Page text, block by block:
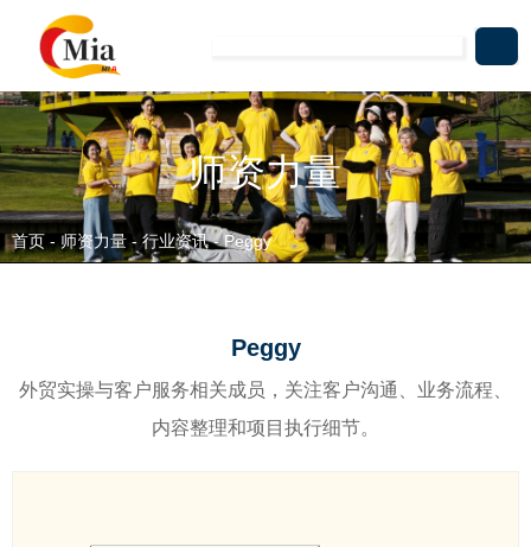
师资力量
首页 - 师资力量 -行业资讯 -Peggy
Peggy
外贸实操与客户服务相关成员，关注客户沟通、业务流程、
内容整理和项目执行细节。